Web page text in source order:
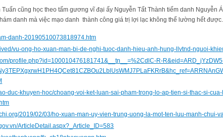
Tuấn cũng học theo tấm gương vĩ đại ấy Nguyễn Tất Thành tiếm danh Nguyễn
danh mà việc mạo danh thành công giá trị lợi lạc không thể lường hết được.
danh-20190510073818974.htm
vu-ong-ho-xuan-man-bi-de-nghi-tuoc-danh-hieu-anh-hung-llvtnd-nguoi-
profile.php?id=100010476181741&__tn__=%2CdlC-R-
duc-khuyen-hoc/choang-voi-ket-luan-sai-pham-trong-lo-ap-tien-si-thac-si-
2019/02/03/ho-xuan-man-uy-vien-trung-uong-la-mot-ten-luu-manh-chui-
ArticleDetail.aspx?_Article_ID=583